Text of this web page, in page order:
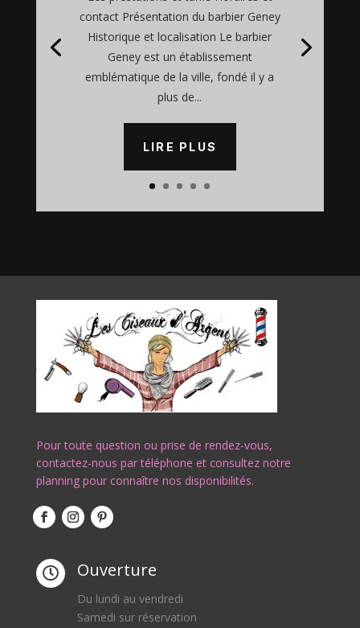
contact Présentation du barbier Geney
Historique et localisation Le barbier
Geney est un établissement
emblématique de la ville, fondé il y a
plus de...
LIRE PLUS
Pour toute question ou prise de rendez-vous,
contactez-nous par téléphone et consultez notre
planning pour connaître nos disponibilités.
 Ouverture
Du lundi au vendredi
Samedi sur réservation